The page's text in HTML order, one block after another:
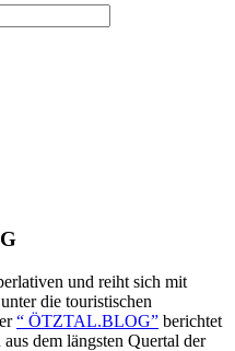
und reiht sich mit
die touristischen
“ ÖTZTAL.BLOG” berichtet
dem längsten Quertal der